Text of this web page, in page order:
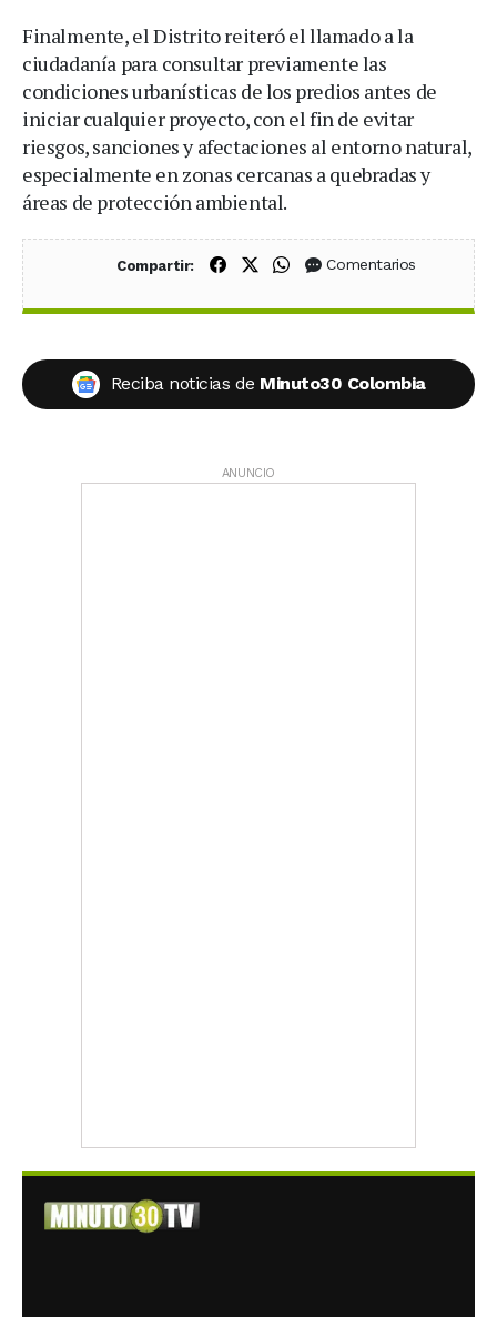
Finalmente, el Distrito reiteró el llamado a la
ciudadanía para consultar previamente las
condiciones urbanísticas de los predios antes de
iniciar cualquier proyecto, con el fin de evitar
riesgos, sanciones y afectaciones al entorno natural,
especialmente en zonas cercanas a quebradas y
áreas de protección ambiental.
Compartir: Compartir en Facebook
Compartir en X (Twitter)
Compartir en WhatsApp
Comentarios
Reciba noticias de Minuto30 Colombia
ANUNCIO